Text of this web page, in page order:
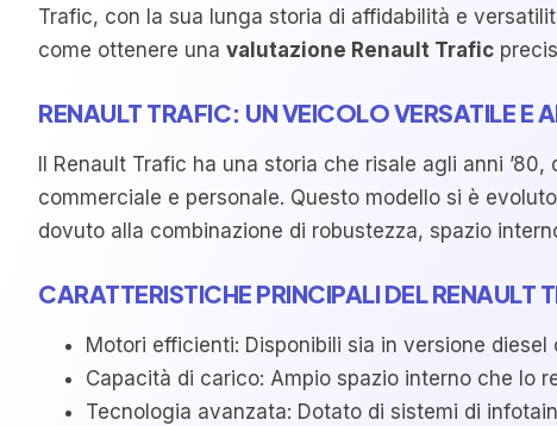
Trafic, con la sua lunga storia di affidabilità e
come ottenere una valutazione Renault Trafic
RENAULT TRAFIC: UN VEICOLO VERSATILE E
Il Renault Trafic ha una storia che risale agli anni
commerciale e personale. Questo modello si è
dovuto alla combinazione di robustezza, spazio
CARATTERISTICHE PRINCIPALI DEL RENAULT
Motori efficienti: Disponibili sia in versione
Capacità di carico: Ampio spazio interno che lo
Tecnologia avanzata: Dotato di sistemi di